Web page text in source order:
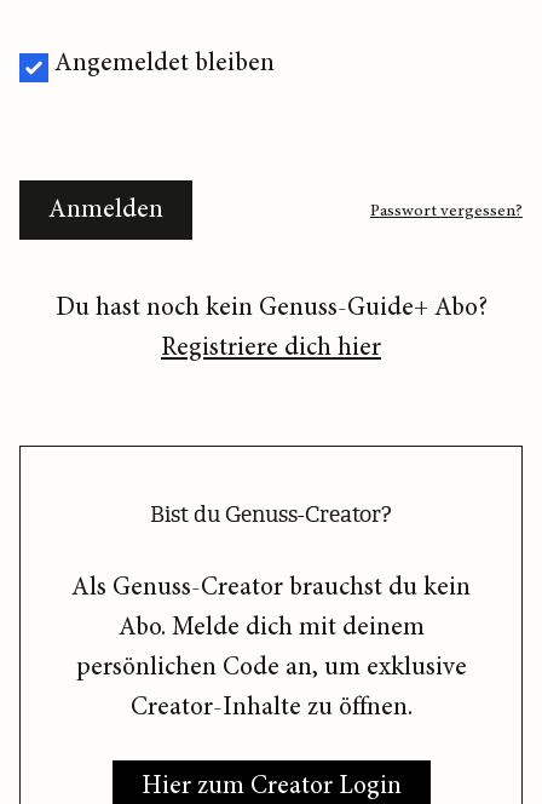
Angemeldet bleiben
Anmelden Passwort vergessen?
Du hast noch kein Genuss-Guide+ Abo?
Registriere dich hier
Bist du Genuss-Creator?
Als Genuss-Creator brauchst du kein
Abo. Melde dich mit deinem
persönlichen Code an, um exklusive
Creator-Inhalte zu öffnen.
Hier zum Creator Login